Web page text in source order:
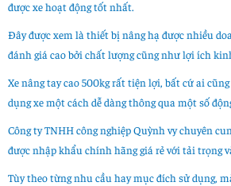
được xe hoạt động tốt nhất.
Đây được xem là thiết bị nâng hạ được nhiều
đánh giá cao bởi chất lượng cũng như lợi ích
Xe nâng tay cao 500kg rất tiện lợi, bất cứ ai
dụng xe một cách dễ dàng thông qua một số
Công ty TNHH công nghiệp Quỳnh vy chuyên
được nhập khẩu chính hãng giá rẻ với tải trọng
Tùy theo từng nhu cầu hay mục đích sử dụng,